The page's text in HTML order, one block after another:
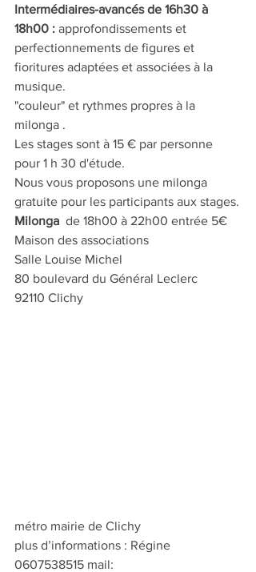
Intermédiaires-avancés de 16h30 à
18h00 : approfondissements et
perfectionnements de figures et
fioritures adaptées et associées à la
musique.
"couleur" et rythmes propres à la
milonga .
Les stages sont à 15 € par personne
pour 1 h 30 d'étude.
Nous vous proposons une milonga
gratuite pour les participants aux stages.
Milonga de 18h00 à 22h00 entrée 5€
Maison des associations
Salle Louise Michel
80 boulevard du Général Leclerc
92110 Clichy
métro mairie de Clichy
plus d’informations : Régine
0607538515 mail: